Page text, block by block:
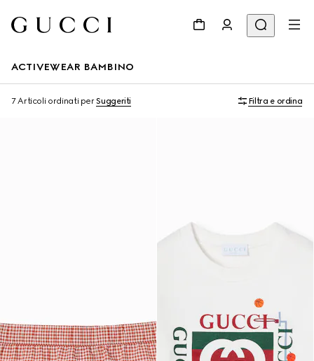
ACTIVEWEAR BAMBINO
7 Articoli ordinati perSuggeriti Filtra e ordina